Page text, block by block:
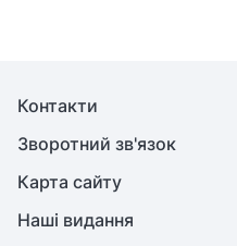
Контакти
Зворотний зв'язок
Карта сайту
Наші видання